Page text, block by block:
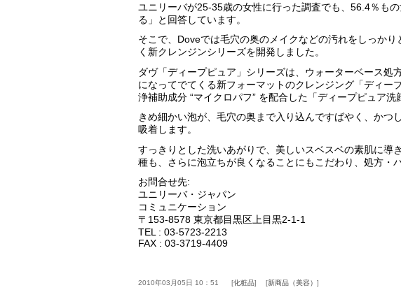
ユニリーバが25-35歳の女性に行った調査でも、56.4％も
る」と回答しています。
そこで、Doveでは毛穴の奥のメイクなどの汚れをしっか
く新クレンジンシリーズを開発しました。
ダヴ「ディープピュア」シリーズは、ウォーターベース処
になってでてくる新フォーマットのクレンジング「ディー
浄補助成分 “マイクロパフ” を配合した「ディープピュア洗
きめ細かい泡が、毛穴の奥まで入り込んですばやく、かつ
吸着します。
すっきりとした洗いあがりで、美しいスベスベの素肌に導
種も、さらに泡立ちが良くなることにもこだわり、処方・
お問合せ先:
ユニリーバ・ジャパン
コミュニケーション
〒153-8578 東京都目黒区上目黒2-1-1
TEL : 03-5723-2213
FAX : 03-3719-4409
2010年03月05日 10：51 化粧品 新商品（美容）